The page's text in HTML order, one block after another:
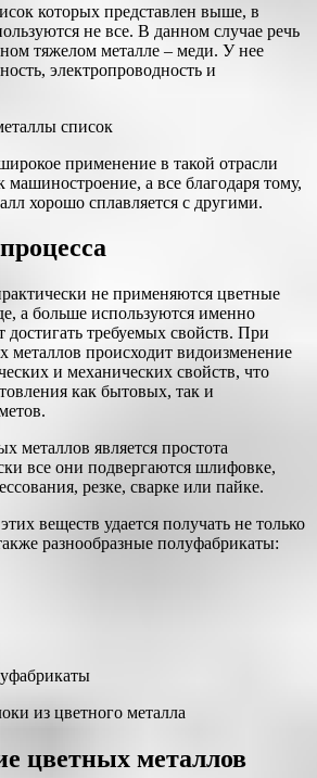
которых представлен выше, в
не все. В данном случае речь
тяжелом металле – меди. У нее
электропроводность и
применение в такой отрасли
а все благодаря тому,
хорошо сплавляется с другими.
не применяются цветные
а больше используются именно
достигать требуемых свойств. При
металлов происходит видоизменение
и механических свойств, что
как бытовых, так и
металлов является простота
все они подвергаются шлифовке,
резке, сварке или пайке.
веществ удается получать не только
разнообразные полуфабрикаты:
из цветного металла
цветных металлов